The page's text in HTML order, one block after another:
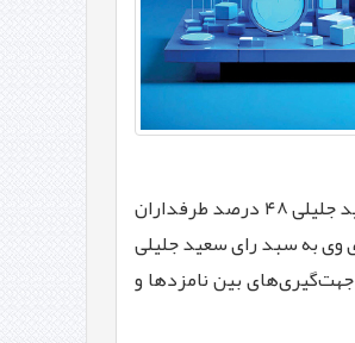
رویکردها و برنامه‌های نامزدهای اصلی، بر این پیچیدگی و فضای ملتهب دامن زد. نتایج نظرسنجی ملی ایسپا در ۳ تیرماه ۱۴۰۳ نشان داد با انصراف سعید جلیلی ۴۸ درصد طرفداران
علیرضا زاکانی و ۷.۹درصد به مسعود پزشکیان رای خواهند داد. با انصراف قالیباف ۳۳.۳درصد آرای وی به سبد رای سعید جلیلی
و جهت‌گیری‌های بین نامزدها و